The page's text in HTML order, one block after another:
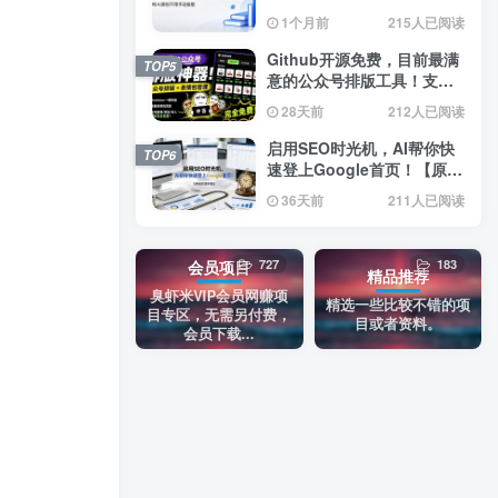
目随机生成无限换，纯AI原
创不用手动排版
1个月前 215人已阅读
Github开源免费，目前最满
意的公众号排版工具！支持
实时预览，排版超美观且带
表情包管理功能
28天前 212人已阅读
TOP5
启用SEO时光机，AI帮你快
速登上Google首页！【原创
双语字幕】
36天前 211人已阅读
TOP6
会员项目
臭虾米VIP会员网赚项
目专区，无需另付费，
会员下载...
727
精品推荐
精选一些比较不错的项
目或者资料。
183